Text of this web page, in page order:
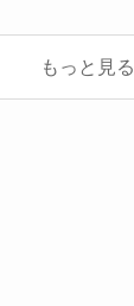
もっと見る